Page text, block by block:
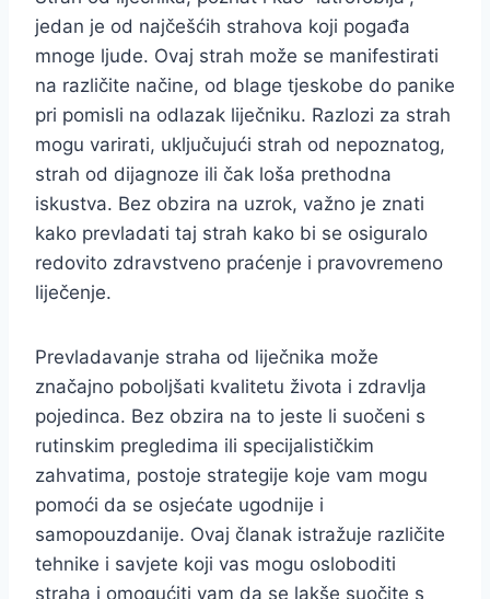
jedan je od najčešćih strahova koji pogađa
mnoge ljude. Ovaj strah može se manifestirati
na različite načine, od blage tjeskobe do panike
pri pomisli na odlazak liječniku. Razlozi za strah
mogu varirati, uključujući strah od nepoznatog,
strah od dijagnoze ili čak loša prethodna
iskustva. Bez obzira na uzrok, važno je znati
kako prevladati taj strah kako bi se osiguralo
redovito zdravstveno praćenje i pravovremeno
liječenje.
Prevladavanje straha od liječnika može
značajno poboljšati kvalitetu života i zdravlja
pojedinca. Bez obzira na to jeste li suočeni s
rutinskim pregledima ili specijalističkim
zahvatima, postoje strategije koje vam mogu
pomoći da se osjećate ugodnije i
samopouzdanije. Ovaj članak istražuje različite
tehnike i savjete koji vas mogu osloboditi
straha i omogućiti vam da se lakše suočite s